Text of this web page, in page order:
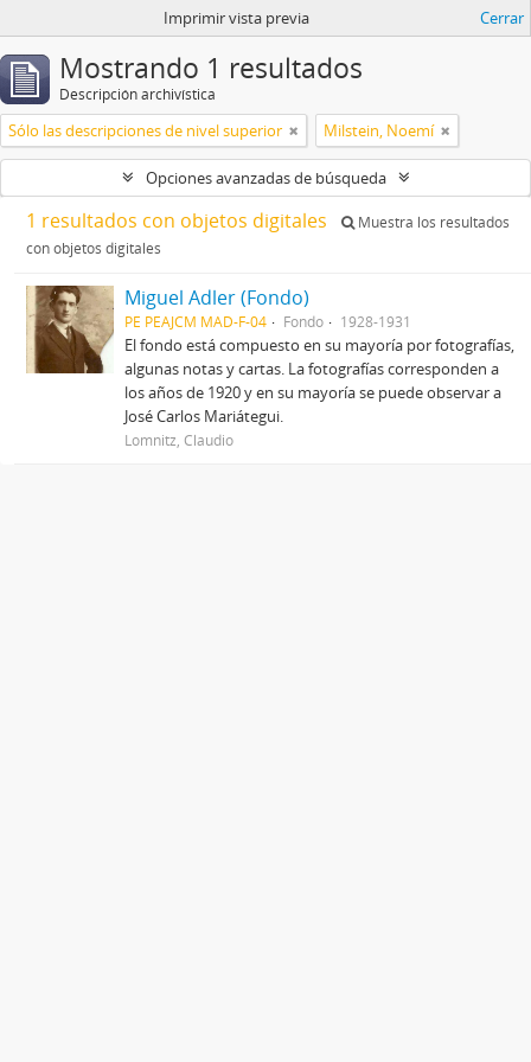
Imprimir vista previa Cerrar
Mostrando 1 resultados
Descripción archivística
Sólo las descripciones de nivel superior Milstein, Noemí
Opciones avanzadas de búsqueda
1 resultados con objetos digitales
Muestra los resultados
con objetos digitales
Miguel Adler (Fondo)
PE PEAJCM MAD-F-04 Fondo 1928-1931
El fondo está compuesto en su mayoría por fotografías,
algunas notas y cartas. La fotografías corresponden a
los años de 1920 y en su mayoría se puede observar a
José Carlos Mariátegui.
Lomnitz, Claudio